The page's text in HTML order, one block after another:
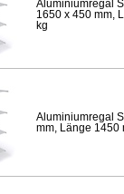
Aluminiumregal
1650 x 450 mm,
kg
Aluminiumregal
mm, Länge 1450